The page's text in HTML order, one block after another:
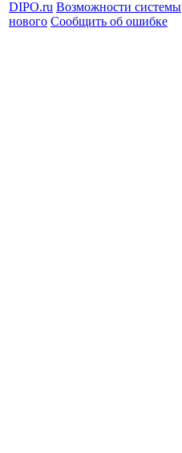
DIPO.ru Возможности системы
нового Сообщить об ошибке